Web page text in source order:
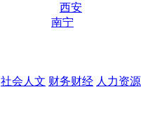
西安
南宁
社会人文 财务财经 人力资源